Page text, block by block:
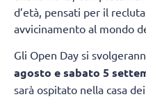
d’età, pensati per il
avvicinamento al mondo
Gli Open Day si
agosto e sabato 5
sarà ospitato nella casa